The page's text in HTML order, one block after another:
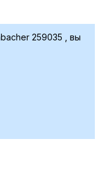
259035 , вы